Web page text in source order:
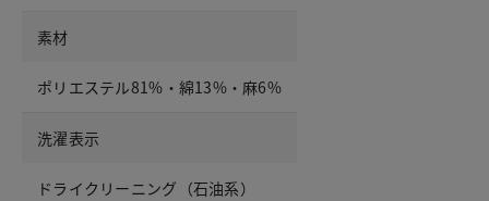
素材
ポリエステル81%・綿13%・麻6%
洗濯表示
ドライクリーニング（石油系）